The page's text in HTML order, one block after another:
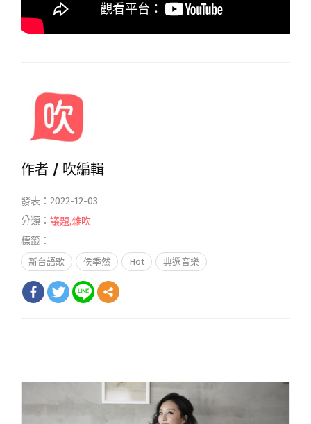
作者 / 吹編輯
發表：2022-12-03
分類： 議題,雜吹
標籤：
新台語歌 侯季然 Hot 典選音樂